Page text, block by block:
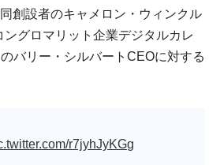
創設者のキャメロン・ウィンクル
グロマリット企業デジタルカレ
バリー・シルバートCEOに対する
r7jyhJyKGg